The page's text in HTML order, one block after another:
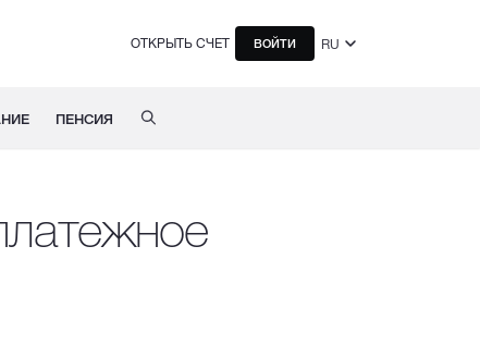
ОТКРЫТЬ СЧЕТ ВОЙТИ RU
ПЕНСИЯ